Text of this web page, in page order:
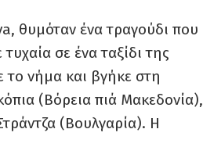
θυμόταν ένα τραγούδι που
σε ένα ταξίδι της
το νήμα και βγήκε στη
(Βόρεια πιά Μακεδονία),
(Βουλγαρία). Η